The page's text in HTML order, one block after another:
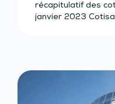
récapitulatif des
janvier 2023